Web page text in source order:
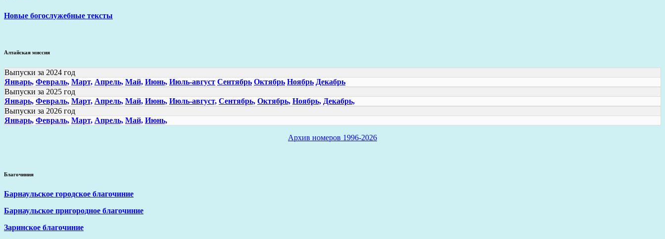
Новые богослужебные тексты
Алтайская миссия
Выпуски за 2024 год
Январь, Февраль, Март, Апрель, Май, Июнь, Июль-август Сентябрь Октябрь Ноябрь Декабрь
Выпуски за 2025 год
Январь, Февраль, Март, Апрель, Май, Июнь, Июль-август, Сентябрь, Октябрь, Ноябрь, Декабрь,
Выпуски за 2026 год
Январь, Февраль, Март, Апрель, Май, Июнь,
Архив номеров 1996-2026
Благочиния
Барнаульское городское благочиние
Барнаульское пригородное благочиние
Заринское благочиние